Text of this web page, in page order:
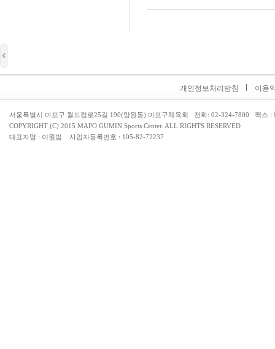
개인정보처리방침 이용
서울특별시 마포구 월드컵로25길 190(망원동) 마포구체육회 전화: 02-324-7800 팩스 :
COPYRIGHT (C) 2015 MAPO GUMIN Sports Center. ALL RIGHTS RESERVED
대표자명 : 이원범 사업자등록번호 : 105-82-72237